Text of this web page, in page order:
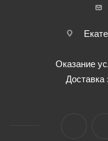
Оказание
Доставка